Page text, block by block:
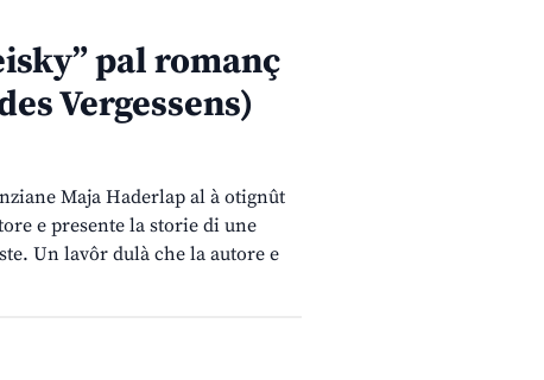
pal romanç
Vergessens)
Maja Haderlap al à otignût
e presente la storie di une
Un lavôr dulà che la autore e